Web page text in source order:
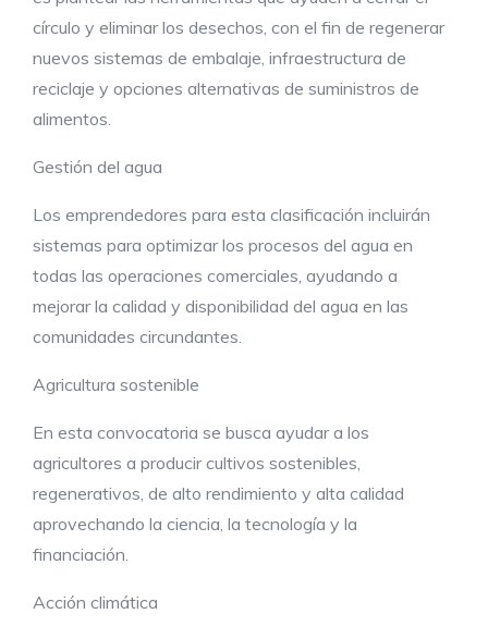
círculo y eliminar los desechos, con el fin de regenerar
nuevos sistemas de embalaje, infraestructura de
reciclaje y opciones alternativas de suministros de
alimentos.
Gestión del agua
Los emprendedores para esta clasificación incluirán
sistemas para optimizar los procesos del agua en
todas las operaciones comerciales, ayudando a
mejorar la calidad y disponibilidad del agua en las
comunidades circundantes.
Agricultura sostenible
En esta convocatoria se busca ayudar a los
agricultores a producir cultivos sostenibles,
regenerativos, de alto rendimiento y alta calidad
aprovechando la ciencia, la tecnología y la
financiación.
Acción climática